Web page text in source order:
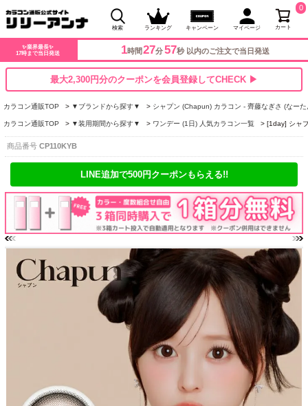
検索 ランキング キャンペーン マイページ カート
0
✨業界最長✨
17時まで当日発送
1時間 27分56秒 以内のご注文で当日発送
最大2,300円分のクーポンを会員登録してCHECK ▶
カラコン通販TOP ▼ブランドから探す▼ シャプン (Chapun) カラコン - 齊藤なぎさ (なーた
カラコン通販TOP ▼装用期間から探す▼ ワンデー (1日) 人気カラコン一覧 [1day] シャ
商品番号 CP110KYB
LINE追加で500円クーポンもらえる!!